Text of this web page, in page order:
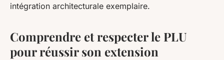
intégration architecturale exemplaire.
Comprendre et respecter le PLU
pour réussir son extension